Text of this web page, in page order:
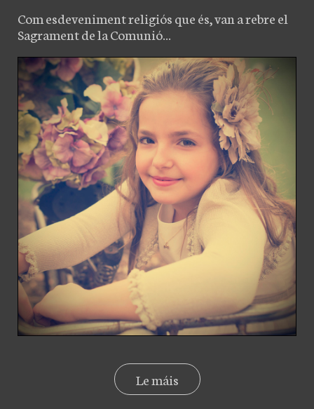
Com esdeveniment religiós que és, van a rebre el
Sagrament de la Comunió...
Le máis